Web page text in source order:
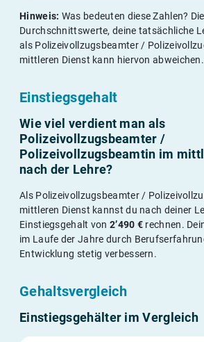
Hinweis: Was bedeuten diese Zahlen?
Durchschnittswerte, deine tatsächliche
als Polizeivollzugsbeamter /
mittleren Dienst kann hiervon abweichen.
Einstiegsgehalt
Wie viel verdient man als
Polizeivollzugsbeamter /
Polizeivollzugsbeamtin im
nach der Lehre?
Als Polizeivollzugsbeamter /
mittleren Dienst kannst du nach deiner
Einstiegsgehalt von2’490 € rechnen.
im Laufe der Jahre durch
Entwicklung stetig verbessern.
Gehaltsvergleich
Einstiegsgehälter im Vergleich